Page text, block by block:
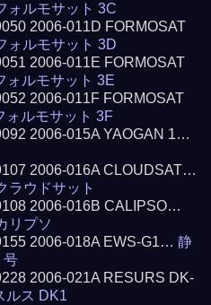
ォルモサット 3C
2006-011D FORMOSAT
ォルモサット 3D
2006-011E FORMOSAT
ォルモサット 3E
2006-011F FORMOSAT
ォルモサット 3F
2006-015A YAOGAN 1…
2006-016A CLOUDSAT…
ラウドサット
2006-016B CALIPSO…
リプソ
2006-018A EWS-G1…静
号
2006-021A RESURS DK-
ルス DK1